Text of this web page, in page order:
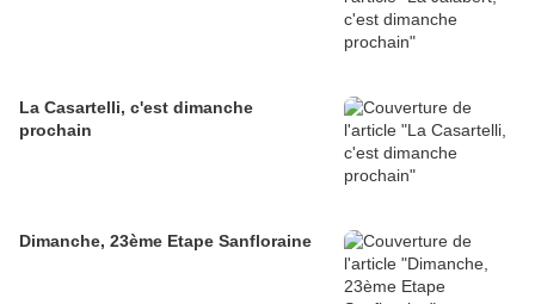
La Casartelli, c'est dimanche
prochain
Dimanche, 23ème Etape Sanfloraine